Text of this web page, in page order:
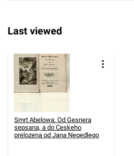
Last viewed
Smrt Abelowa. Od Gesnera
sepsana, a do Ceskeho
prelozena od Jana Negedlego